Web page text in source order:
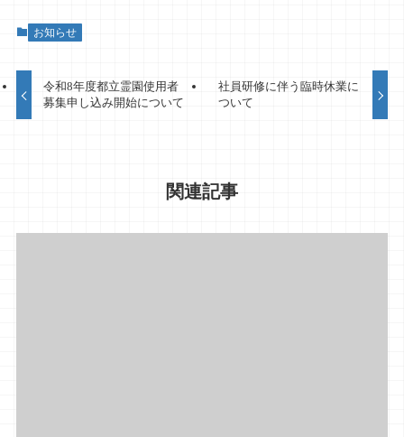
お知らせ
令和8年度都立霊園使用者
募集申し込み開始について
社員研修に伴う臨時休業に
ついて
関連記事